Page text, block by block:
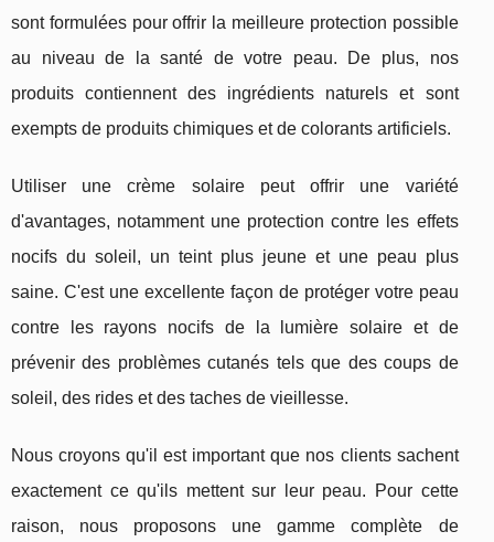
sont formulées pour offrir la meilleure protection possible
au niveau de la santé de votre peau. De plus, nos
produits contiennent des ingrédients naturels et sont
exempts de produits chimiques et de colorants artificiels.
Utiliser une crème solaire peut offrir une variété
d'avantages, notamment une protection contre les effets
nocifs du soleil, un teint plus jeune et une peau plus
saine. C'est une excellente façon de protéger votre peau
contre les rayons nocifs de la lumière solaire et de
prévenir des problèmes cutanés tels que des coups de
soleil, des rides et des taches de vieillesse.
Nous croyons qu'il est important que nos clients sachent
exactement ce qu'ils mettent sur leur peau. Pour cette
raison, nous proposons une gamme complète de